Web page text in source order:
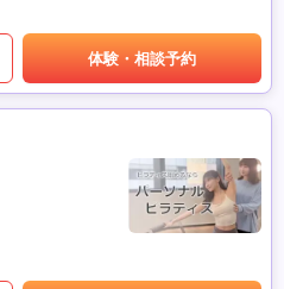
体験・相談予約